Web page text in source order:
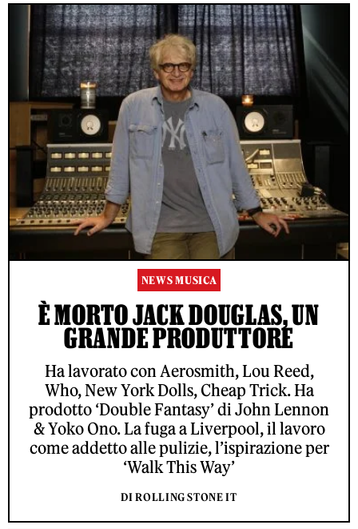
NEWS MUSICA
È MORTO JACK DOUGLAS, UN
GRANDE PRODUTTORE
Ha lavorato con Aerosmith, Lou Reed,
Who, New York Dolls, Cheap Trick. Ha
prodotto ‘Double Fantasy’ di John Lennon
& Yoko Ono. La fuga a Liverpool, il lavoro
come addetto alle pulizie, l’ispirazione per
‘Walk This Way’
DI ROLLING STONE IT